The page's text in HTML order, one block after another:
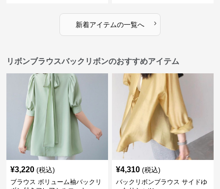
新着アイテムの一覧へ ›
リボンブラウスバックリボンのおすすめアイテム
¥3,220 (税込)
ブラウス ボリューム袖バックリ
¥4,310 (税込)
バックリボンブラウス サイドゆ